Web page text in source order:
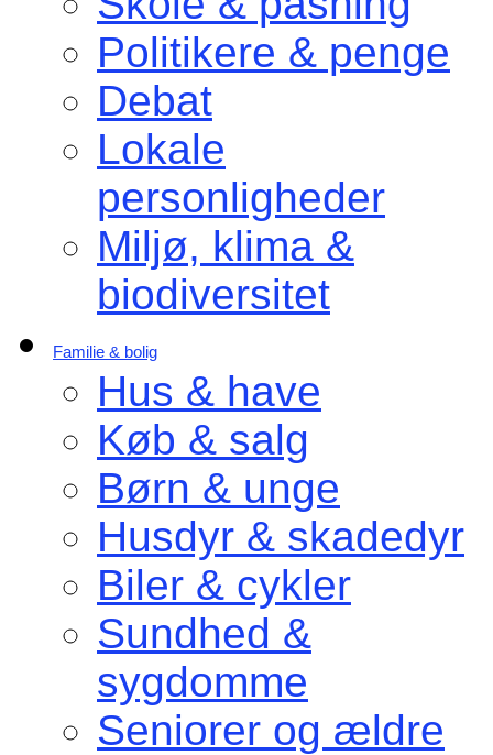
Politikere & penge
Debat
Lokale
personligheder
Miljø, klima &
biodiversitet
Familie & bolig
Hus & have
Køb & salg
Børn & unge
Husdyr & skadedyr
Biler & cykler
Sundhed &
sygdomme
Seniorer og ældre